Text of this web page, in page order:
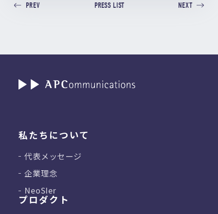
PREV PRESS LIST NEXT
私たちについて
代表メッセージ
企業理念
NeoSIer
プロダクト